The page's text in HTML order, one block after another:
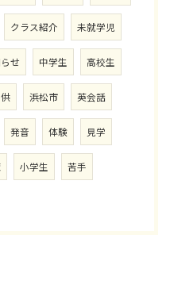
クラス紹介 未就学児
せ 中学生 高校生
浜松市 英会話
発音 体験 見学
小学生 苦手